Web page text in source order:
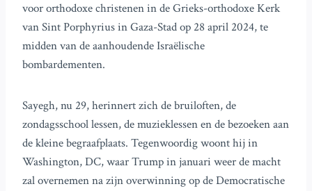
voor orthodoxe christenen in de Grieks-orthodoxe Kerk
van Sint Porphyrius in Gaza-Stad op 28 april 2024, te
midden van de aanhoudende Israëlische
bombardementen.
Sayegh, nu 29, herinnert zich de bruiloften, de
zondagsschool lessen, de muzieklessen en de bezoeken aan
de kleine begraafplaats. Tegenwoordig woont hij in
Washington, DC, waar Trump in januari weer de macht
zal overnemen na zijn overwinning op de Democratische